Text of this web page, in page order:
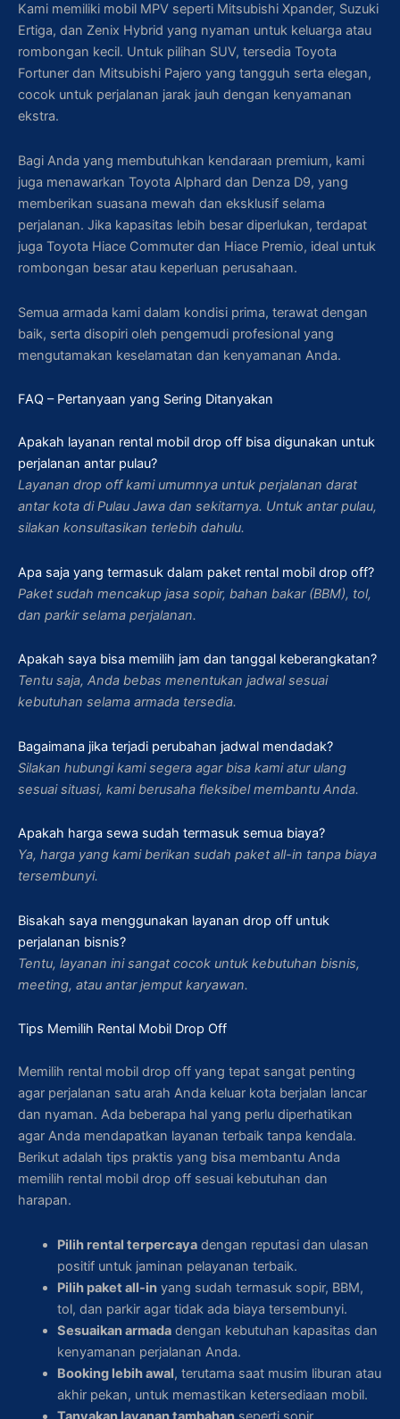
Kami memiliki mobil MPV seperti Mitsubishi Xpander, Suzuki
Ertiga, dan Zenix Hybrid yang nyaman untuk keluarga atau
rombongan kecil. Untuk pilihan SUV, tersedia Toyota
Fortuner dan Mitsubishi Pajero yang tangguh serta elegan,
cocok untuk perjalanan jarak jauh dengan kenyamanan
ekstra.
Bagi Anda yang membutuhkan kendaraan premium, kami
juga menawarkan Toyota Alphard dan Denza D9, yang
memberikan suasana mewah dan eksklusif selama
perjalanan. Jika kapasitas lebih besar diperlukan, terdapat
juga Toyota Hiace Commuter dan Hiace Premio, ideal untuk
rombongan besar atau keperluan perusahaan.
Semua armada kami dalam kondisi prima, terawat dengan
baik, serta disopiri oleh pengemudi profesional yang
mengutamakan keselamatan dan kenyamanan Anda.
FAQ – Pertanyaan yang Sering Ditanyakan
Apakah layanan rental mobil drop off bisa digunakan untuk
perjalanan antar pulau?
Layanan drop off kami umumnya untuk perjalanan darat
antar kota di Pulau Jawa dan sekitarnya. Untuk antar pulau,
silakan konsultasikan terlebih dahulu.
Apa saja yang termasuk dalam paket rental mobil drop off?
Paket sudah mencakup jasa sopir, bahan bakar (BBM), tol,
dan parkir selama perjalanan.
Apakah saya bisa memilih jam dan tanggal keberangkatan?
Tentu saja, Anda bebas menentukan jadwal sesuai
kebutuhan selama armada tersedia.
Bagaimana jika terjadi perubahan jadwal mendadak?
Silakan hubungi kami segera agar bisa kami atur ulang
sesuai situasi, kami berusaha fleksibel membantu Anda.
Apakah harga sewa sudah termasuk semua biaya?
Ya, harga yang kami berikan sudah paket all-in tanpa biaya
tersembunyi.
Bisakah saya menggunakan layanan drop off untuk
perjalanan bisnis?
Tentu, layanan ini sangat cocok untuk kebutuhan bisnis,
meeting, atau antar jemput karyawan.
Tips Memilih Rental Mobil Drop Off
Memilih rental mobil drop off yang tepat sangat penting
agar perjalanan satu arah Anda keluar kota berjalan lancar
dan nyaman. Ada beberapa hal yang perlu diperhatikan
agar Anda mendapatkan layanan terbaik tanpa kendala.
Berikut adalah tips praktis yang bisa membantu Anda
memilih rental mobil drop off sesuai kebutuhan dan
harapan.
Pilih rental terpercayadengan reputasi dan ulasan
positif untuk jaminan pelayanan terbaik.
Pilih paket all-inyang sudah termasuk sopir, BBM,
tol, dan parkir agar tidak ada biaya tersembunyi.
Sesuaikan armadadengan kebutuhan kapasitas dan
kenyamanan perjalanan Anda.
Booking lebih awal, terutama saat musim liburan atau
akhir pekan, untuk memastikan ketersediaan mobil.